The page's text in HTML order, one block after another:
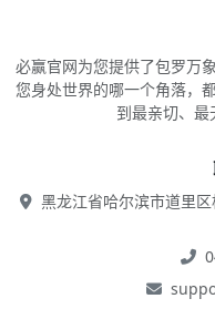
必赢官网为您提供了包罗万
您身处世界的哪一个角落，
到最亲切、最
黑龙江省哈尔滨市道里